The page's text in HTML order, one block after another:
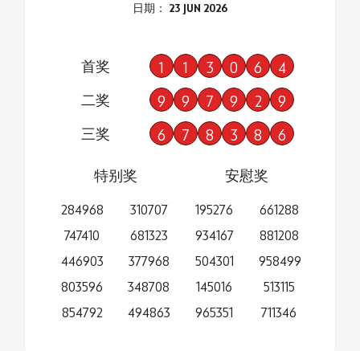
日期： 23 JUN 2026
首奖 1 1 3 0 6 4
二奖 9 9 7 9 2 9
三奖 6 7 8 3 8 6
特别奖
284968
747410
446903
803596
854792
310707
681323
377968
348708
494863
安慰奖
195276
934167
504301
145016
965351
661288
881208
958499
513115
711346